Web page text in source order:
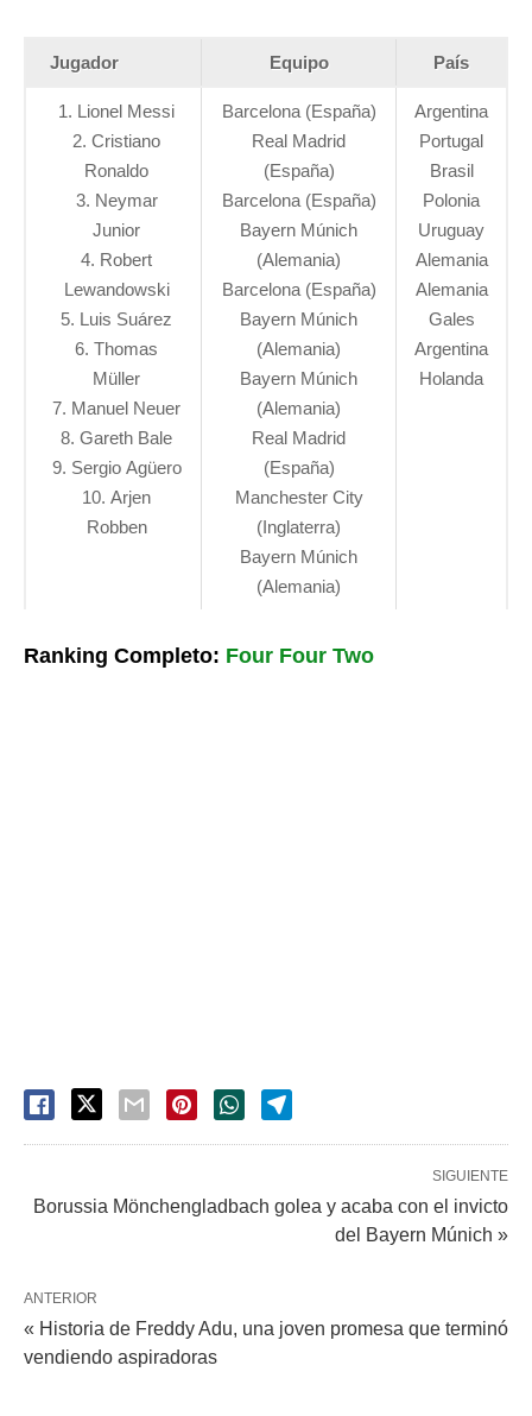
Jugador Equipo País
1. Lionel Messi
2. Cristiano
Ronaldo
3. Neymar
Junior
4. Robert
Lewandowski
5. Luis Suárez
6. Thomas
Müller
7. Manuel Neuer
8. Gareth Bale
9. Sergio Agüero
10. Arjen
Robben
Barcelona (España)
Real Madrid
(España)
Barcelona (España)
Bayern Múnich
(Alemania)
Barcelona (España)
Bayern Múnich
(Alemania)
Bayern Múnich
(Alemania)
Real Madrid
(España)
Manchester City
(Inglaterra)
Bayern Múnich
(Alemania)
Argentina
Portugal
Brasil
Polonia
Uruguay
Alemania
Alemania
Gales
Argentina
Holanda
Ranking Completo: Four Four Two
SIGUIENTE
Borussia Mönchengladbach golea y acaba con el invicto
del Bayern Múnich »
ANTERIOR
« Historia de Freddy Adu, una joven promesa que terminó
vendiendo aspiradoras